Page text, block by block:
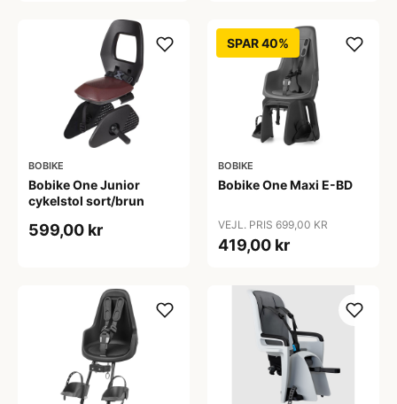
BOBIKE
Bobike One Junior
cykelstol sort/brun
599,00 kr
SPAR 40%
BOBIKE
Bobike One Maxi E-BD
VEJL. PRIS 699,00 KR
419,00 kr